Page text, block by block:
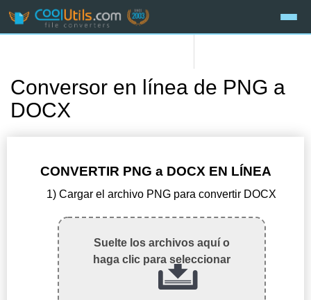
Conversor en línea de PNG a
DOCX
CONVERTIR PNG a DOCX EN LÍNEA
1) Cargar el archivo PNG para convertir DOCX
Suelte los archivos aquí o
haga clic para seleccionar